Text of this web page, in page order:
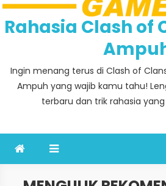
Rahasia Clash of
Ingin menang terus di Clash of
Ampuh yang wajib kamu tahu!
terbaru dan trik rahasia